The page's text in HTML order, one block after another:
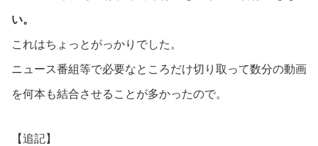
い。
これはちょっとがっかりでした。
ニュース番組等で必要なところだけ切り取って数分の動画
を何本も結合させることが多かったので。
【追記】